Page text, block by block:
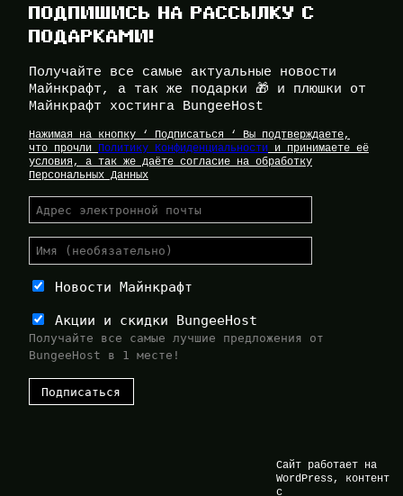
ПОДПИШИСЬ НА РАССЫЛКУ С
ПОДАРКАМИ!
Получайте все самые актуальные новости
Майнкрафт, а так же подарки 🎁 и плюшки от
Майнкрафт хостинга BungeeHost
Нажимая на кнопку ‘ Подписаться ‘ Вы подтверждаете,
что прочли Политику Конфиденциальности и принимаете её
условия, а так же даёте согласие на обработку
Персональных Данных
Новости Майнкрафт
Акции и скидки BungeeHost
Получайте все самые лучшие предложения от
BungeeHost в 1 месте!
Сайт работает на
WordPress, контент
с